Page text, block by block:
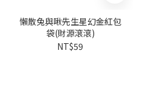
懶散兔與啾先生星幻金紅包
袋(財源滾滾)
NT$59